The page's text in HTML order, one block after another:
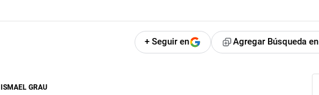
+ Seguir en Agregar Búsqueda en
ISMAEL GRAU